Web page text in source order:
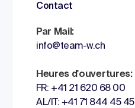
Contact
Par Mail:
info@team-w.ch
Heures d'ouvertures:
FR: +41 21 620 68 00
AL/IT: +41 71 844 45 45